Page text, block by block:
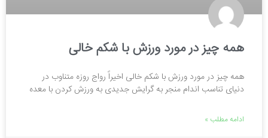
همه چیز در مورد ورزش با شکم خالی
همه چیز در مورد ورزش با شکم خالی اخیراً رواج روزه متناوب در
دنیای تناسب اندام منجر به گرایش جدیدی به ورزش کردن با معده
ادامه مطلب »